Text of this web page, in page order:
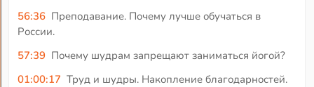
56:36 Преподавание. Почему лучше обучаться в
России.
57:39 Почему шудрам запрещают заниматься йогой?
01:00:17 Труд и шудры. Накопление благодарностей.